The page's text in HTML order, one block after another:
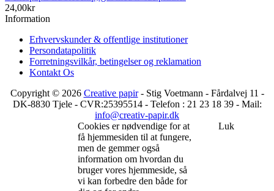
24,00kr
Information
Erhvervskunder & offentlige institutioner
Persondatapolitik
Forretningsvilkår, betingelser og reklamation
Kontakt Os
Copyright © 2026 Creative papir- Stig Voetmann - Fårdalvej 11 -
DK-8830 Tjele - CVR:25395514 - Telefon : 21 23 18 39 - Mail:
info@creativ-papir.dk
Cookies er nødvendige for at
få hjemmesiden til at fungere,
men de gemmer også
information om hvordan du
bruger vores hjemmeside, så
vi kan forbedre den både for
Luk